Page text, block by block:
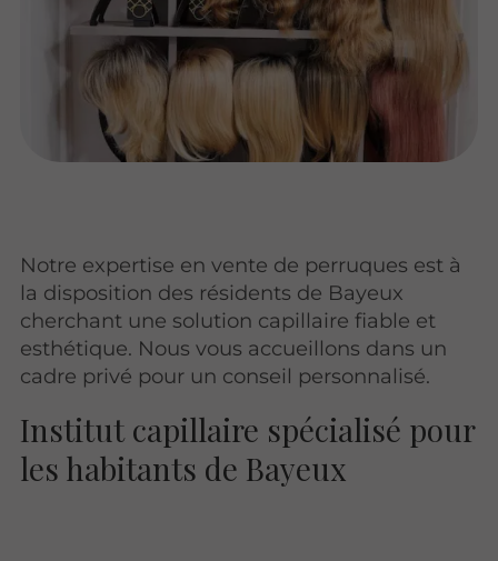
Notre expertise en vente de perruques est à
la disposition des résidents de Bayeux
cherchant une solution capillaire fiable et
esthétique. Nous vous accueillons dans un
cadre privé pour un conseil personnalisé.
Institut capillaire spécialisé pour
les habitants de Bayeux